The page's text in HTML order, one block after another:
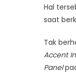
Hal
saat
Tak
Accent
Panel